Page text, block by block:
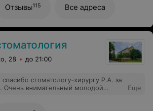
Процесс удаления зубов мудрости
качественно,быстро и
восстановления так же
был минимальный, боли
и моральную поддержку до, во
клиники за высокий
Отзывы115 Все адреса
28 до 21:00
стоматологу-хирургу Р.А. за
Очень внимательный молодой
Просто доктор от бога!!!!
Еще